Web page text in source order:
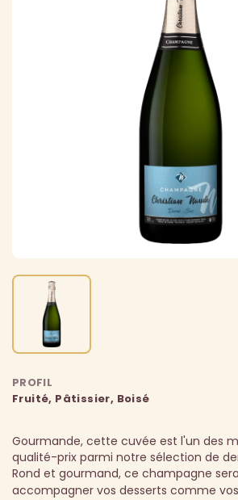
PROFIL
Fruité, Pâtissier, Boisé
Gourmande, cette cuvée est l'un des
qualité-prix parmi notre sélection de
Rond et gourmand, ce champagne
accompagner vos desserts comme